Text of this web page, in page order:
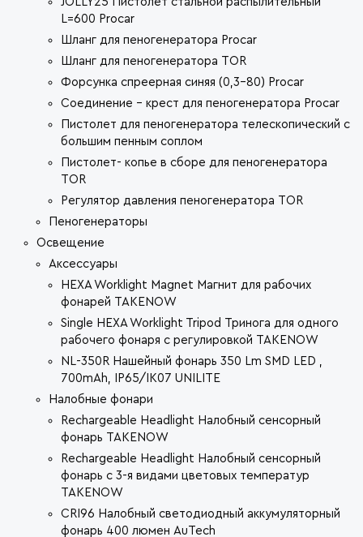
L=600 Procar
Шланг для пеногенератора Procar
Шланг для пеногенератора TOR
Форсунка спреерная синяя (0,3-80) Procar
Соединение - крест для пеногенератора Procar
Пистолет для пеногенератора телескопический с
большим пенным соплом
Пистолет- копье в сборе для пеногенератора
TOR
Регулятор давления пеногенератора TOR
Пеногенераторы
Освещение
Аксессуары
HEXA Worklight Magnet Магнит для рабочих
фонарей TAKENOW
Single HEXA Worklight Tripod Тринога для одного
рабочего фонаря с регулировкой TAKENOW
NL-350R Нашейный фонарь 350 Lm SMD LED ,
700mAh, IP65/IK07 UNILITE
Налобные фонари
Rechargeable Headlight Налобный сенсорный
фонарь TAKENOW
Rechargeable Headlight Налобный сенсорный
фонарь с 3-я видами цветовых температур
TAKENOW
CRI96 Налобный светодиодный аккумуляторный
фонарь 400 люмен AuTech